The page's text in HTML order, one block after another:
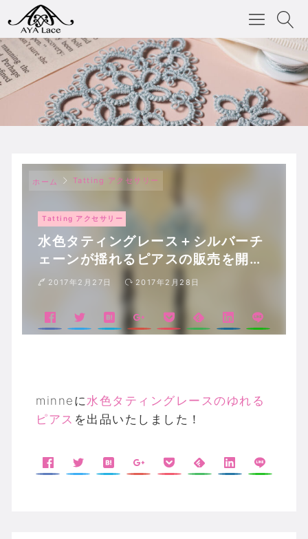
ホーム Tatting アクセサリー
Tatting アクセサリー
水色タティングレース＋シルバーチ
ェーンが揺れるピアスの販売を開始
しました。
2017年2月27日 2017年2月28日
minneに 水色タティングレースのゆれる
ピアス を出品いたしました！